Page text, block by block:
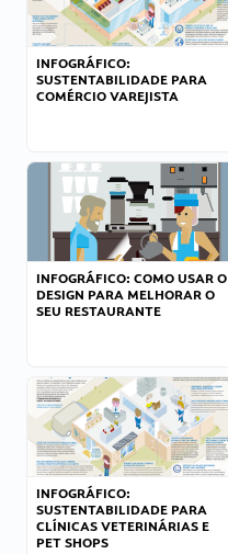
INFOGRÁFICO:
SUSTENTABILIDADE PARA
COMÉRCIO VAREJISTA
INFOGRÁFICO: COMO USAR O
DESIGN PARA MELHORAR O
SEU RESTAURANTE
INFOGRÁFICO:
SUSTENTABILIDADE PARA
CLÍNICAS VETERINÁRIAS E
PET SHOPS